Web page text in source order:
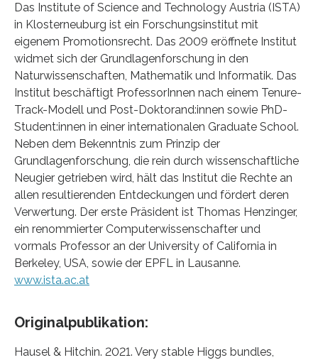
Das Institute of Science and Technology Austria (ISTA)
in Klosterneuburg ist ein Forschungsinstitut mit
eigenem Promotionsrecht. Das 2009 eröffnete Institut
widmet sich der Grundlagenforschung in den
Naturwissenschaften, Mathematik und Informatik. Das
Institut beschäftigt ProfessorInnen nach einem Tenure-
Track-Modell und Post-Doktorand:innen sowie PhD-
Student:innen in einer internationalen Graduate School.
Neben dem Bekenntnis zum Prinzip der
Grundlagenforschung, die rein durch wissenschaftliche
Neugier getrieben wird, hält das Institut die Rechte an
allen resultierenden Entdeckungen und fördert deren
Verwertung. Der erste Präsident ist Thomas Henzinger,
ein renommierter Computerwissenschafter und
vormals Professor an der University of California in
Berkeley, USA, sowie der EPFL in Lausanne.
www.ista.ac.at
Originalpublikation:
Hausel & Hitchin. 2021. Very stable Higgs bundles,